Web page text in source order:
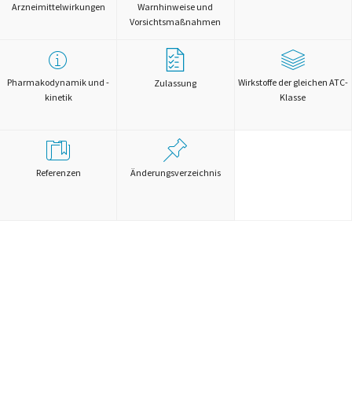
Arzneimittelwirkungen
Warnhinweise und
Vorsichtsmaßnahmen
Pharmakodynamik und -
kinetik
Zulassung
Wirkstoffe der gleichen ATC-
Klasse
Referenzen Änderungsverzeichnis